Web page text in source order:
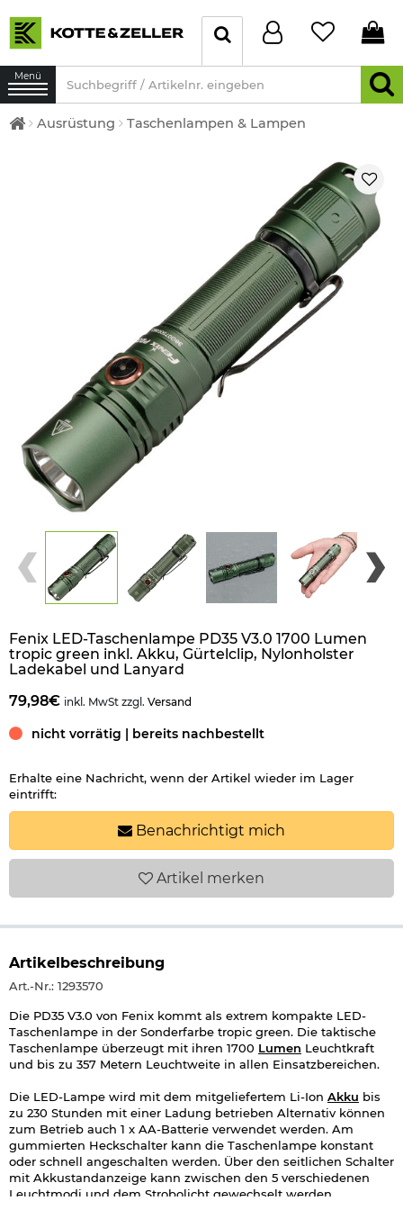
Menü
Ausrüstung Taschenlampen & Lampen
Fenix LED-Taschenlampe PD35 V3.0 1700 Lumen
tropic green inkl. Akku, Gürtelclip, Nylonholster
Ladekabel und Lanyard
79,98€ inkl. MwSt zzgl. Versand
nicht vorrätig | bereits nachbestellt
Erhalte eine Nachricht, wenn der Artikel wieder im Lager
eintrifft:
Benachrichtigt mich
Artikel merken
Artikelbeschreibung
Art.-Nr.: 1293570
Die PD35 V3.0 von Fenix kommt als extrem kompakte LED-
Taschenlampe in der Sonderfarbe tropic green. Die taktische
Taschenlampe überzeugt mit ihren 1700 Lumen Leuchtkraft
und bis zu 357 Metern Leuchtweite in allen Einsatzbereichen.
Die LED-Lampe wird mit dem mitgeliefertem Li-Ion Akku bis
zu 230 Stunden mit einer Ladung betrieben Alternativ können
zum Betrieb auch 1 x AA-Batterie verwendet werden. Am
gummierten Heckschalter kann die Taschenlampe konstant
oder schnell angeschalten werden. Über den seitlichen Schalter
mit Akkustandanzeige kann zwischen den 5 verschiedenen
Leuchtmodi und dem Strobolicht gewechselt werden.